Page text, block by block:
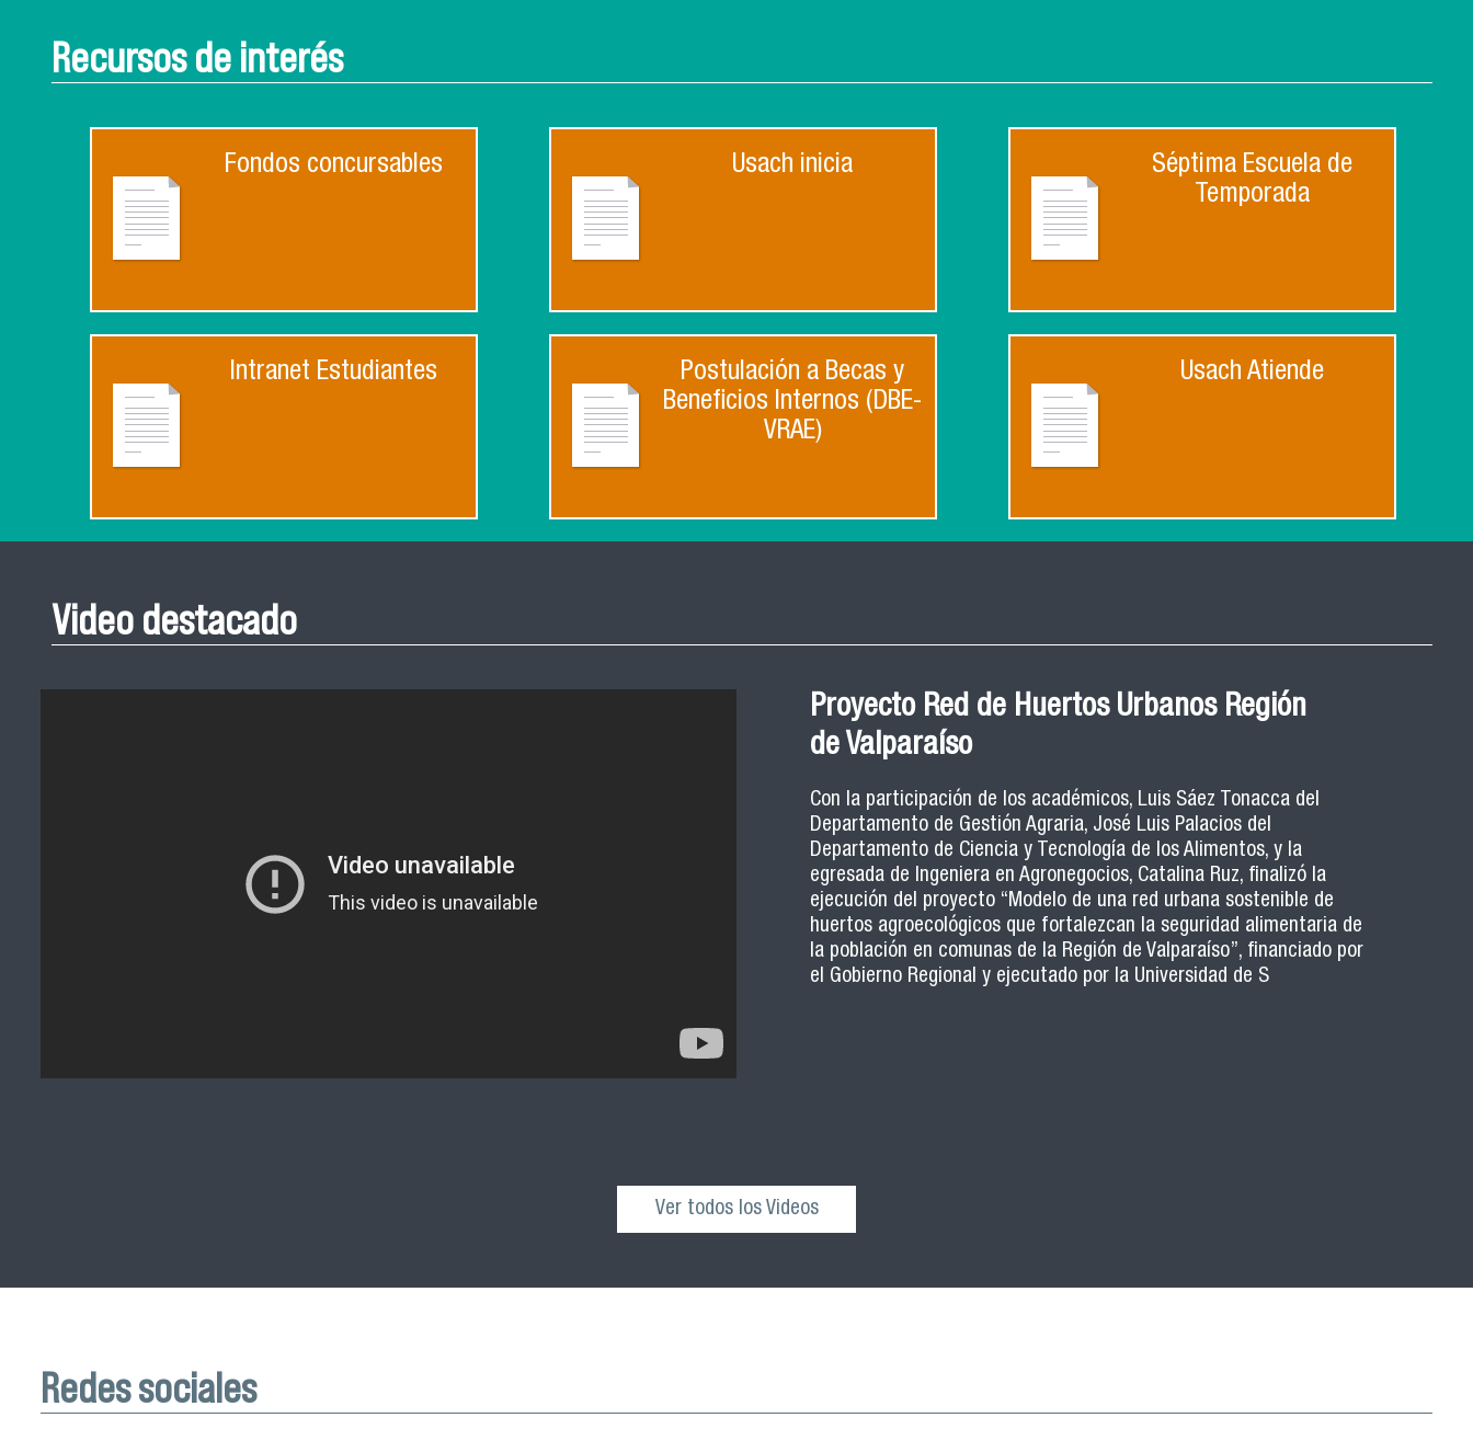
Recursos de interés
Fondos concursables Usach inicia
Séptima Escuela de
Temporada
Intranet Estudiantes
Postulación a Becas y
Beneficios Internos (DBE-
VRAE)
Usach Atiende
Video destacado
Proyecto Red de Huertos Urbanos Región
de Valparaíso
Con la participación de los académicos, Luis Sáez Tonacca del
Departamento de Gestión Agraria, José Luis Palacios del
Departamento de Ciencia y Tecnología de los Alimentos, y la
egresada de Ingeniera en Agronegocios, Catalina Ruz, finalizó la
ejecución del proyecto “Modelo de una red urbana sostenible de
huertos agroecológicos que fortalezcan la seguridad alimentaria de
la población en comunas de la Región de Valparaíso”, financiado por
el Gobierno Regional y ejecutado por la Universidad de S
Ver todos los Videos
Redes sociales